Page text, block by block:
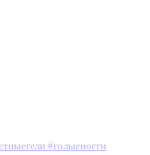
#голыеногти